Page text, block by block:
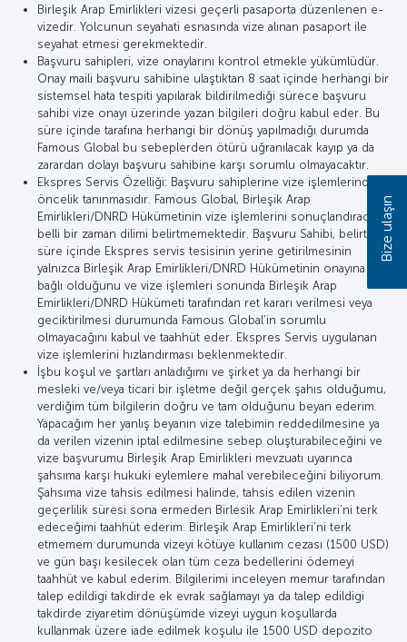
Birleşik Arap Emirlikleri vizesi geçerli pasaporta düzenlenen e-
vizedir. Yolcunun seyahati esnasında vize alınan pasaport ile
seyahat etmesi gerekmektedir.
Başvuru sahipleri, vize onaylarını kontrol etmekle yükümlüdür.
Onay maili başvuru sahibine ulaştıktan 8 saat içinde herhangi bir
sistemsel hata tespiti yapılarak bildirilmediği sürece başvuru
sahibi vize onayı üzerinde yazan bilgileri doğru kabul eder. Bu
süre içinde tarafına herhangi bir dönüş yapılmadığı durumda
Famous Global bu sebeplerden ötürü uğranılacak kayıp ya da
zarardan dolayı başvuru sahibine karşı sorumlu olmayacaktır.
Ekspres Servis Özelliği: Başvuru sahiplerine vize işlemlerinde
öncelik tanınmasıdır. Famous Global, Birleşik Arap
Emirlikleri/DNRD Hükümetinin vize işlemlerini sonuçlandıracağı
belli bir zaman dilimi belirtmemektedir. Başvuru Sahibi, belirtilen
süre içinde Ekspres servis tesisinin yerine getirilmesinin
yalnızca Birleşik Arap Emirlikleri/DNRD Hükümetinin onayına
bağlı olduğunu ve vize işlemleri sonunda Birleşik Arap
Emirlikleri/DNRD Hükümeti tarafından ret kararı verilmesi veya
geciktirilmesi durumunda Famous Global’in sorumlu
olmayacağını kabul ve taahhüt eder. Ekspres Servis uygulanan
vize işlemlerini hızlandırması beklenmektedir.
İşbu koşul ve şartları anladığımı ve şirket ya da herhangi bir
mesleki ve/veya ticari bir işletme değil gerçek şahıs olduğumu,
verdiğim tüm bilgilerin doğru ve tam olduğunu beyan ederim.
Yapacağım her yanlış beyanın vize talebimin reddedilmesine ya
da verilen vizenin iptal edilmesine sebep oluşturabileceğini ve
vize başvurumu Birleşik Arap Emirlikleri mevzuatı uyarınca
şahsıma karşı hukuki eylemlere mahal verebileceğini biliyorum.
Şahsıma vize tahsis edilmesi halinde, tahsis edilen vizenin
geçerlilik süresi sona ermeden Birlesik Arap Emirlikleri’ni terk
edeceğimi taahhüt ederim. Birleşik Arap Emirlikleri’ni terk
etmemem durumunda vizeyi kötüye kullanım cezası (1500 USD)
ve gün başı kesilecek olan tüm ceza bedellerini ödemeyi
taahhüt ve kabul ederim. Bilgilerimi inceleyen memur tarafından
talep edildigi takdirde ek evrak sağlamayı ya da talep edildigi
takdirde ziyaretim dönüşümde vizeyi uygun koşullarda
kullanmak üzere iade edilmek koşulu ile 1500 USD depozito
Bize ulaşın